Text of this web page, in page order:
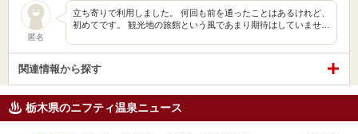
匿名
立ち寄りで利用しました。 何回も前を通ったことはあるけれど、
初めてです。 観光地の旅館という風であまり期待はしていませ…
関連情報から探す
栃木県のニフティ温泉ニュース